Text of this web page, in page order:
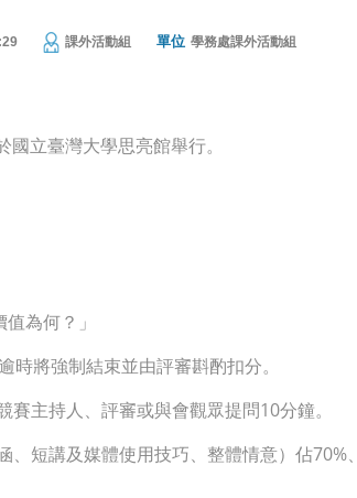
課外活動組 單位 學務處課外活動組
立臺灣大學思亮館舉行。
為何？」
時將強制結束並由評審斟酌扣分。
賽主持人、評審或與會觀眾提問10分鐘。
、短講及媒體使用技巧、整體情意）佔